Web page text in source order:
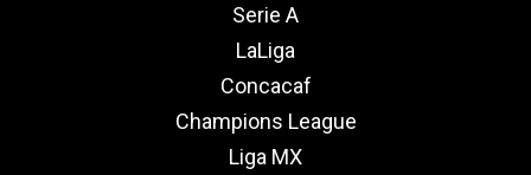
Serie A
LaLiga
Concacaf
Champions League
Liga MX